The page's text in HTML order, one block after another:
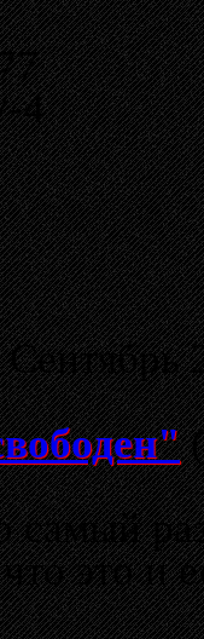
4
самый
это и